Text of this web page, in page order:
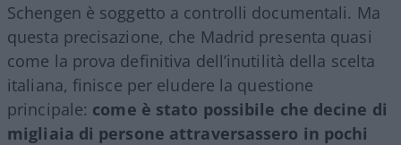
Schengen è soggetto a controlli documentali. Ma
questa precisazione, che Madrid presenta quasi
come la prova definitiva dell’inutilità della scelta
italiana, finisce per eludere la questione
principale: come è stato possibile che decine di
migliaia di persone attraversassero in pochi